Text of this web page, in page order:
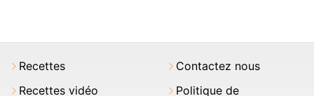
Recettes
Recettes vidéo
Contactez nous
Politique de